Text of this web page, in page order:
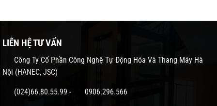
LIÊN HỆ TƯ VẤN
Công Ty Cổ Phần Công Nghệ Tự Động Hóa Và Thang Máy Hà
Nội (HANEC, JSC)
(024)66.80.55.99 - 0906.296.566